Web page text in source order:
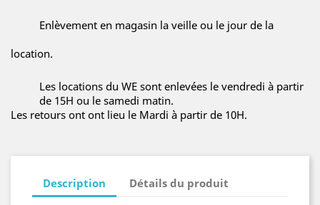
Enlèvement en magasin la veille ou le jour de la
location.
Les locations du WE sont enlevées le vendredi à partir
de 15H ou le samedi matin.
Les retours ont ont lieu le Mardi à partir de 10H.
Description Détails du produit